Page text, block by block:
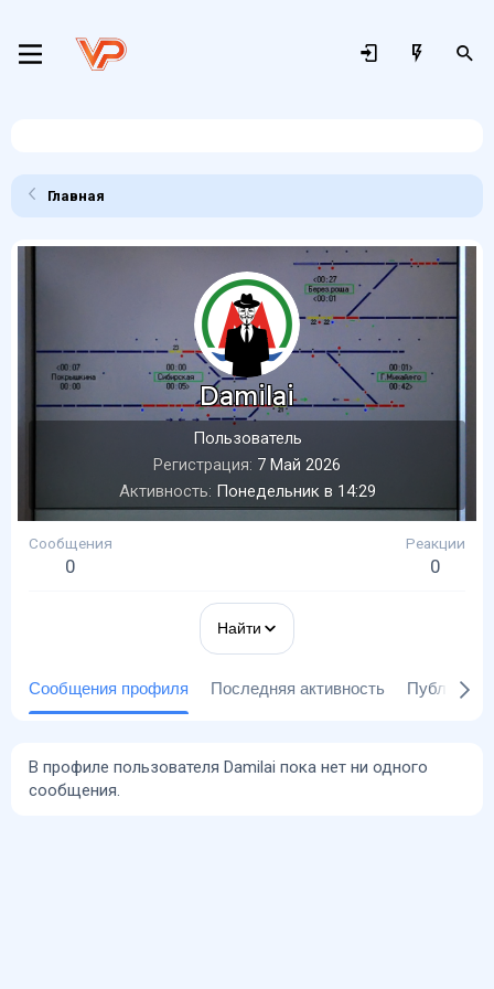
Главная
Damilai
Пользователь
Регистрация 7 Май 2026
Активность Понедельник в 14:29
Сообщения
0
Реакции
0
Найти
Сообщения профиля Последняя активность
В профиле пользователя Damilai пока нет ни одного
сообщения.